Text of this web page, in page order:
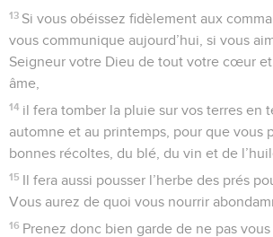
13 Si vous obéissez fidèlement aux
vous communique aujourd’hui, si vous
Seigneur votre Dieu de tout votre cœur
âme,
14 il fera tomber la pluie sur vos terres en
automne et au printemps, pour que vous
bonnes récoltes, du blé, du vin et de
15 Il fera aussi pousser l’herbe des prés
Vous aurez de quoi vous nourrir
16 Prenez donc bien garde de ne pas